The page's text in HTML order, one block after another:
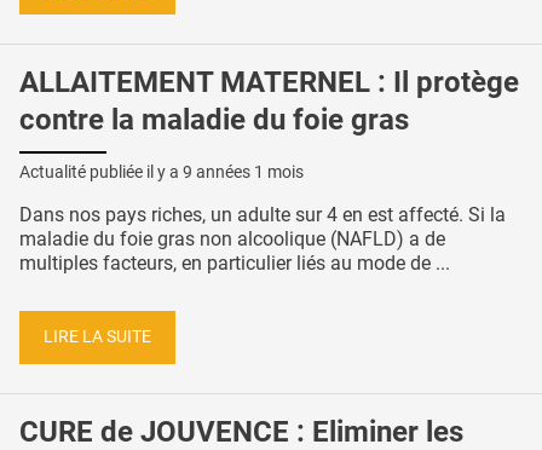
ALLAITEMENT MATERNEL : Il protège
contre la maladie du foie gras
Actualité publiée il y a 9 années 1 mois
Dans nos pays riches, un adulte sur 4 en est affecté. Si la
maladie du foie gras non alcoolique (NAFLD) a de
multiples facteurs, en particulier liés au mode de ...
LIRE LA SUITE
CURE de JOUVENCE : Eliminer les